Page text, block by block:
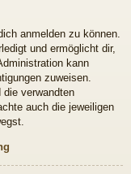
anmelden zu können.
und ermöglicht dir,
kann
zuweisen.
die verwandten
auch die jeweiligen